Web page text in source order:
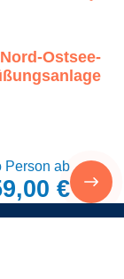
Ostsee-
Person ab
€